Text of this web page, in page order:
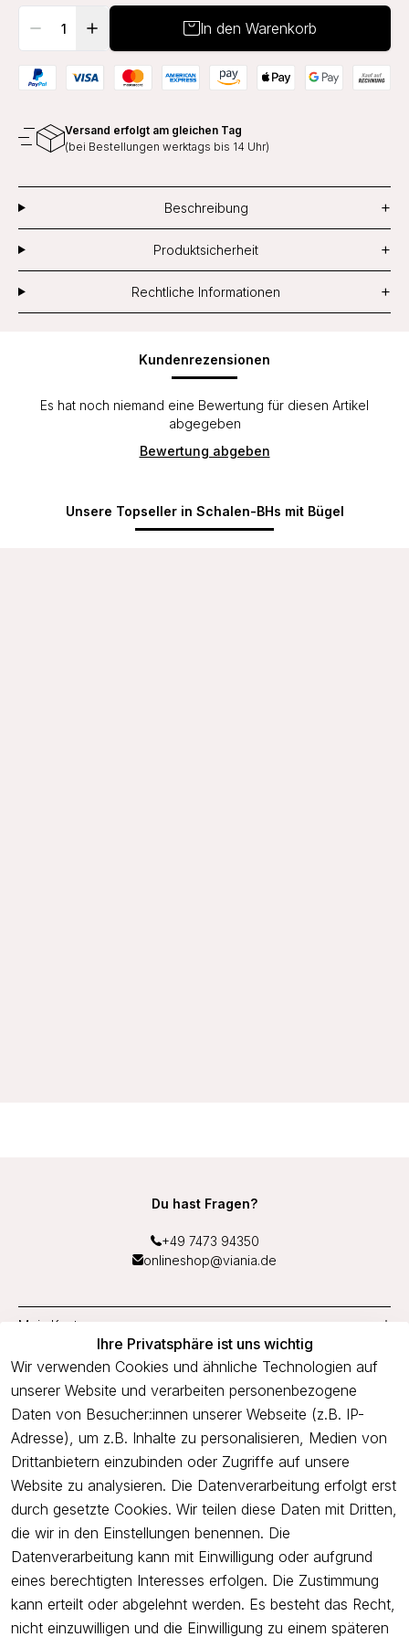
In den Warenkorb
Versand erfolgt am gleichen Tag
(bei Bestellungen werktags bis 14 Uhr)
Beschreibung +
Produktsicherheit +
Rechtliche Informationen +
Kundenrezensionen
Es hat noch niemand eine Bewertung für diesen Artikel
abgegeben
Bewertung abgeben
Unsere Topseller in Schalen-BHs mit Bügel
Ihre Privatsphäre ist uns wichtig
Wir verwenden Cookies und ähnliche Technologien auf
unserer Website und verarbeiten personenbezogene
Daten von Besucher:innen unserer Webseite (z.B. IP-
Adresse), um z.B. Inhalte zu personalisieren, Medien von
Drittanbietern einzubinden oder Zugriffe auf unsere
Website zu analysieren. Die Datenverarbeitung erfolgt erst
durch gesetzte Cookies. Wir teilen diese Daten mit Dritten,
die wir in den Einstellungen benennen. Die
Datenverarbeitung kann mit Einwilligung oder aufgrund
eines berechtigten Interesses erfolgen. Die Zustimmung
kann erteilt oder abgelehnt werden. Es besteht das Recht,
nicht einzuwilligen und die Einwilligung zu einem späteren
Du hast Fragen?
+49 7473 94350
onlineshop@viania.de
Mein Konto
Service
Unternehmen
Newsletter
Freue dich über 5€ Rabatt bei deiner nächsten Bestellung und
profitiere von Angeboten.
Newsletter abonnieren